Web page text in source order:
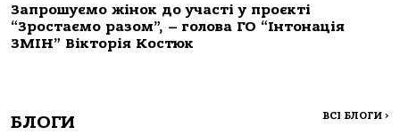
Запрошуємо жінок до участі у проєкті
“Зростаємо разом”, – голова ГО “Інтонація
ЗМІН” Вікторія Костюк
БЛОГИ ВСІ БЛОГИ >